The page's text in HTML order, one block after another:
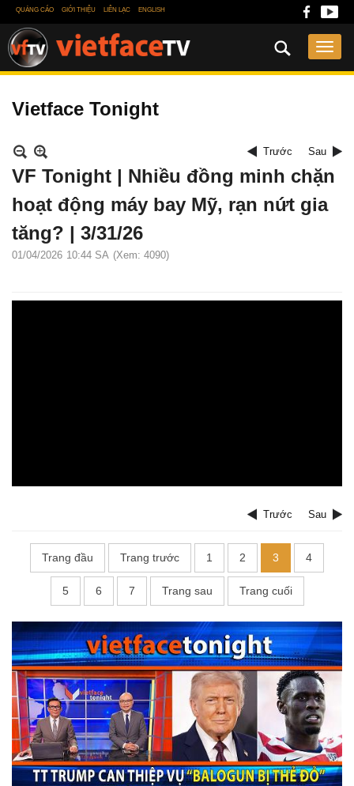
QUẢNG CÁO GIỚI THIỆU LIÊN LẠC ENGLISH
Vietface Tonight
Trước Sau
VF Tonight | Nhiều đồng minh chặn
hoạt động máy bay Mỹ, rạn nứt gia
tăng? | 3/31/26
01/04/2026 10:44 SA (Xem: 4090)
Trước Sau
Trang đầu Trang trước 1 2 3 4
5 6 7 Trang sau Trang cuối